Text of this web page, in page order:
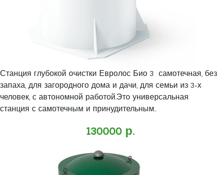
Станция глубокой очистки Евролос Био 3 самотечная, без
запаха, для загородного дома и дачи, для семьи из 3-х
человек, с автономной работой.Это универсальная
станция с самотечным и принудительным..
130000 р.